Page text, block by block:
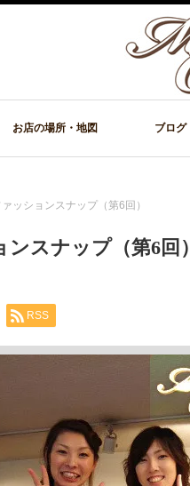
お店の場所・地図 ブログ
ッションスナップ（第6回）
スナップ（第6回）
RSS